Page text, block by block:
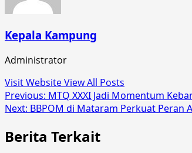
Kepala Kampung
Administrator
Visit WebsiteView All Posts
Post
navigation
Previous: MTQ XXXI Jadi Momentum
Next: BBPOM di Mataram Perkuat Peran
Berita Terkait